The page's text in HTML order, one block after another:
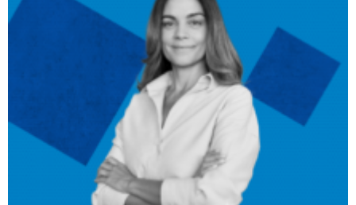
Ecommerce
Financial Solutions